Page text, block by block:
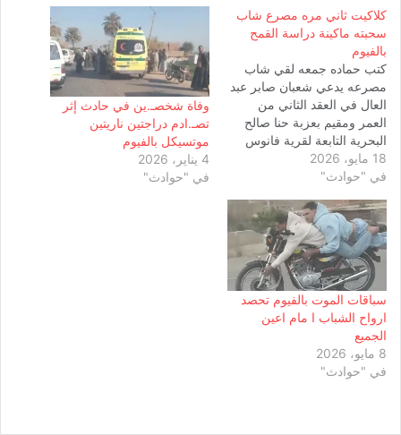
كلاكيت ثاني مره مصرع شاب
سحبته ماكينة دراسة القمح
بالفيوم
كتب حماده جمعه لقي شاب
مصرعه يدعي شعبان صابر عبد
العال في العقد الثاني من
العمر ومقيم بعزبة حنا صالح
البحرية التابعة لقرية فانوس
مركز طامية جذبتة ماكينة
دراسة القمح أثناء دارس
أحمد عزت مدير أمن الفيوم
إخطار من مأمور مركز شرطة
طامية بورود إشارة من…
18 مايو، 2026
في "حوادث"
وفاة شخصـ.ين في حادث إثر
تصـ.ادم دراجتين ناريتين
موتسيكل بالفيوم
4 يناير، 2026
في "حوادث"
سباقات الموت بالفيوم تحصد
ارواح الشباب ا مام اعين
الجميع
8 مايو، 2026
في "حوادث"